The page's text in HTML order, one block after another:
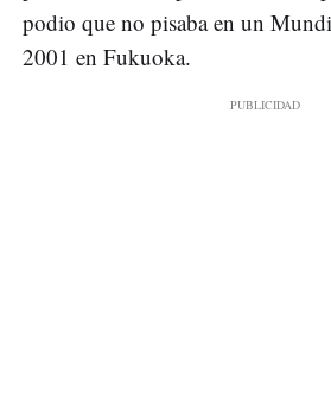
podio que no pisaba en un
2001 en Fukuoka.